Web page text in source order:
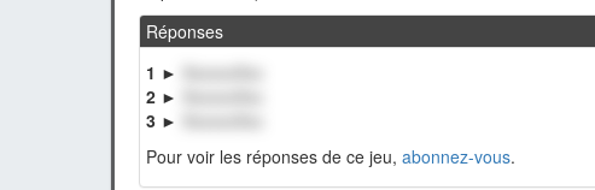
Réponses
1 ►
XxxxxxXxx
2 ►
3 ►
Pour voir les réponses de ce jeu, abonnez-vous.